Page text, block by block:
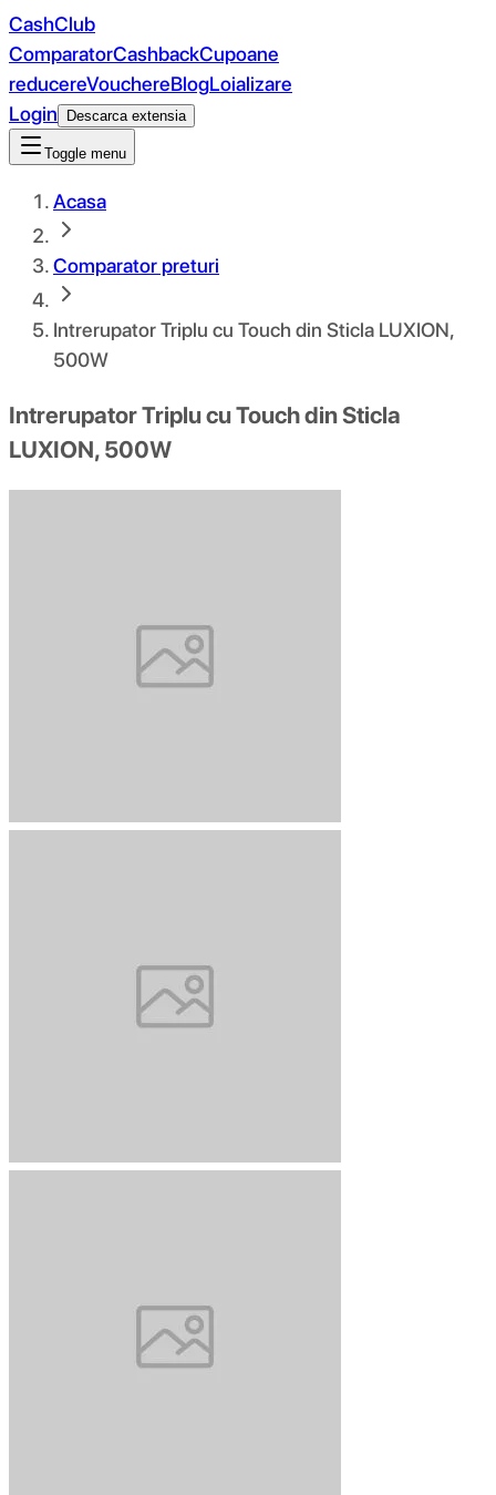
CashClub
ComparatorCashbackCupoane
reducereVouchereBlogLoializare
Login
Descarca extensia
Toggle menu
Acasa
Comparator preturi
Intrerupator Triplu cu Touch din Sticla LUXION,
500W
Intrerupator Triplu cu Touch din Sticla
LUXION, 500W